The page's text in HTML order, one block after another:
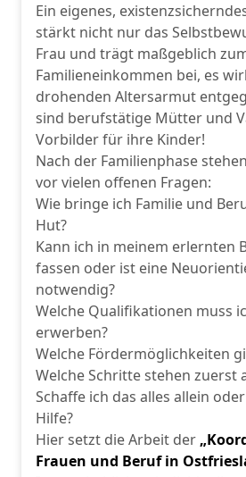
Ein eigenes,
stärkt nicht nur das
Frau und trägt maßgeblich
Familieneinkommen bei, es
drohenden Altersarmut
sind berufstätige Mütter und
Vorbilder für ihre Kinder!
Nach der Familienphase
vor vielen offenen Fragen:
Wie bringe ich Familie und
Hut?
Kann ich in meinem erlernten
fassen oder ist eine
notwendig?
Welche Qualifikationen muss
erwerben?
Welche Fördermöglichkeiten
Welche Schritte stehen zuerst
Schaffe ich das alles allein
Hilfe?
Hier setzt die Arbeit der
Frauen und Beruf in